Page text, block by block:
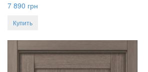
7 890 грн
Купить